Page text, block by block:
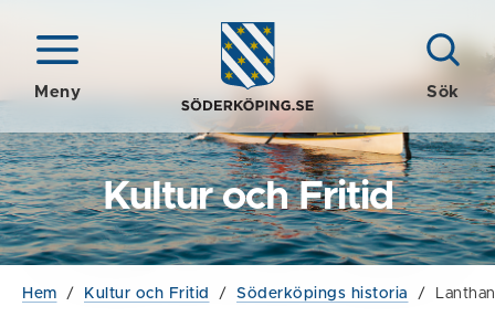
Meny Sök
Kultur och Fritid
Hem / Kultur och Fritid / Söderköpings historia /